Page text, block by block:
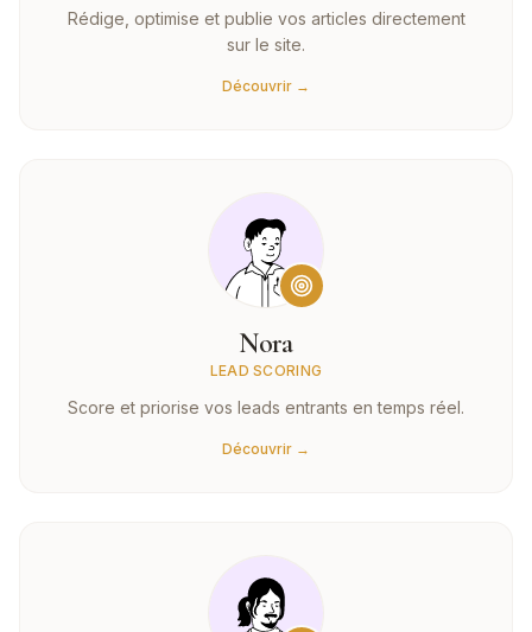
Rédige, optimise et publie vos articles directement
sur le site.
Découvrir →
Nora
LEAD SCORING
Score et priorise vos leads entrants en temps réel.
Découvrir →